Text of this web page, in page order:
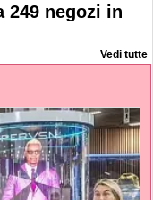
249 negozi in
Vedi tutte